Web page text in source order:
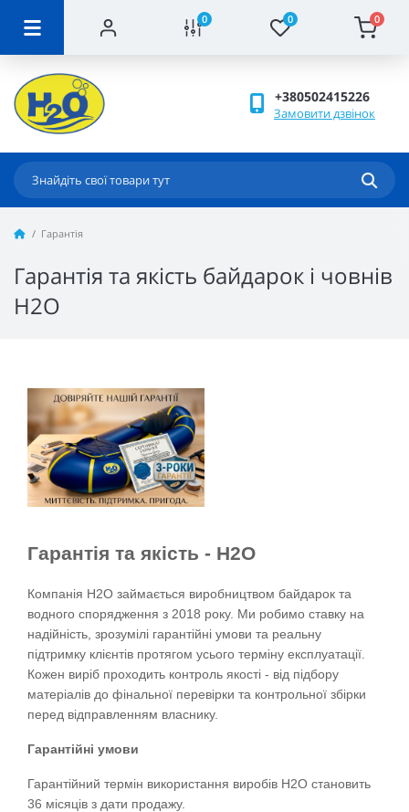
0 0 0
+380502415226
Замовити дзвінок
Гарантія
Гарантія та якість байдарок і човнів
Н2О
Гарантія та якість - Н2О
Компанія Н2О займається виробництвом байдарок та
водного спорядження з 2018 року. Ми робимо ставку на
надійність, зрозумілі гарантійні умови та реальну
підтримку клієнтів протягом усього терміну експлуатації.
Кожен виріб проходить контроль якості - від підбору
матеріалів до фінальної перевірки та контрольної збірки
перед відправленням власнику.
Гарантійні умови
Гарантійний термін використання виробів Н2О становить
36 місяців з дати продажу.